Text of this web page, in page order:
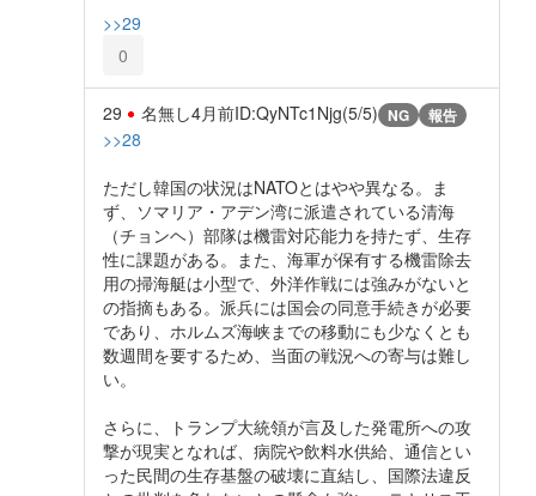
>>29
0
29 名無し4月前ID:QyNTc1Njg(5/5) NG 報告
>>28
ただし韓国の状況はNATOとはやや異なる。ま
ず、ソマリア・アデン湾に派遣されている清海
（チョンヘ）部隊は機雷対応能力を持たず、生存
性に課題がある。また、海軍が保有する機雷除去
用の掃海艇は小型で、外洋作戦には強みがないと
の指摘もある。派兵には国会の同意手続きが必要
であり、ホルムズ海峡までの移動にも少なくとも
数週間を要するため、当面の戦況への寄与は難し
い。
さらに、トランプ大統領が言及した発電所への攻
撃が現実となれば、病院や飲料水供給、通信とい
った民間の生存基盤の破壊に直結し、国際法違反